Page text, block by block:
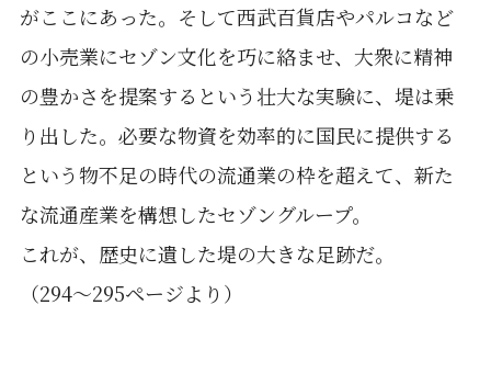
がここにあった。そして西武百貨店やパルコなど
の小売業にセゾン文化を巧に絡ませ、大衆に精神
の豊かさを提案するという壮大な実験に、堤は乗
り出した。必要な物資を効率的に国民に提供する
という物不足の時代の流通業の枠を超えて、新た
な流通産業を構想したセゾングループ。
これが、歴史に遺した堤の大きな足跡だ。
（294～295ページより）